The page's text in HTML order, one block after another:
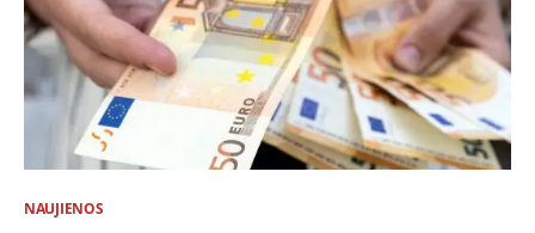
NAUJIENOS